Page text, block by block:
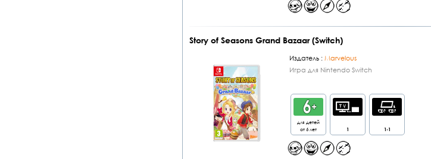
Story of Seasons Grand Bazaar (Switch)
Издатель :Marvelous
Игра для Nintendo Switch
для детей
от 6 лет
1 1-1